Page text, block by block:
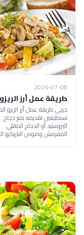
2026-07-08
طريقة عمل أرز الريزو
جربي طريقة عمل أرز الريزو
تستطيعين تقديمه مع دجاج
البروستيد أو الدجاج المقلي
المقرمش وصوص الباربكيو